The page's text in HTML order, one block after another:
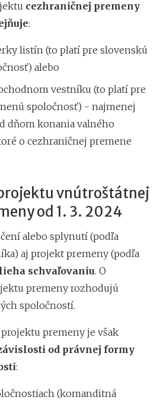
cezhraničnej premeny
:
listín (to platí pre slovenskú
alebo
vestníku (to platí pre
spoločnosť) - najmenej
dňom konania valného
o cezhraničnej premene
vnútroštátnej
od 1. 3. 2024
alebo splynutí (podľa
aj projekt premeny (podľa
schvaľovaniu. O
premeny rozhodujú
spoločností.
premeny je však
od právnej formy
:
(komanditná